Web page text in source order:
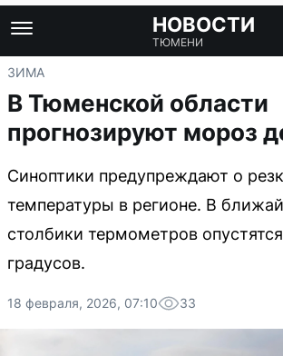
НОВОСТИ
ТЮМЕНИ
ЗИМА
В Тюменской области
прогнозируют мороз
Синоптики предупреждают о
температуры в регионе. В
столбики термометров
градусов.
18 февраля, 2026, 07:10 33